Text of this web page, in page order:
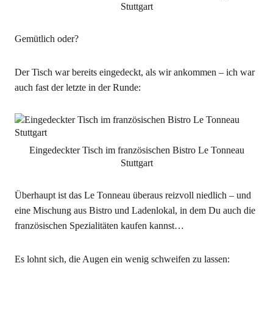
Stuttgart
Gemütlich oder?
Der Tisch war bereits eingedeckt, als wir ankommen – ich war
auch fast der letzte in der Runde:
Eingedeckter Tisch im französischen Bistro Le Tonneau
Stuttgart
Überhaupt ist das Le Tonneau überaus reizvoll niedlich – und
eine Mischung aus Bistro und Ladenlokal, in dem Du auch die
französischen Spezialitäten kaufen kannst…
Es lohnt sich, die Augen ein wenig schweifen zu lassen: